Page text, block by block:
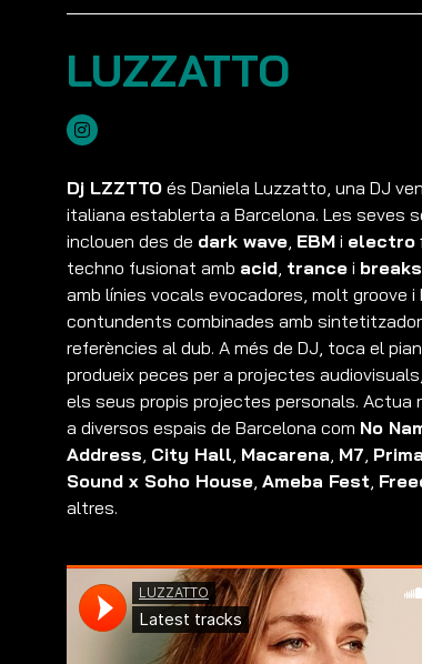
LUZZATTO
Dj LZZTTO és Daniela Luzzatto, una DJ
italiana establerta a Barcelona. Les seves
inclouen des de dark wave, EBM i electro
techno fusionat amb acid, trance i breaks
amb línies vocals evocadores, molt groove i
contundents combinades amb
referències al dub. A més de DJ, toca el
produeix peces per a projectes
els seus propis projectes personals. Actua
a diversos espais de Barcelona com No
Address, City Hall, Macarena, M7,
Sound x Soho House, Ameba Fest,
altres.